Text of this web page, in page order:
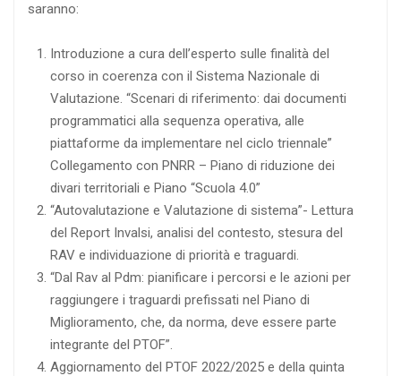
saranno:
Introduzione a cura dell’esperto sulle finalità del
corso in coerenza con il Sistema Nazionale di
Valutazione. “Scenari di riferimento: dai documenti
programmatici alla sequenza operativa, alle
piattaforme da implementare nel ciclo triennale”
Collegamento con PNRR – Piano di riduzione dei
divari territoriali e Piano “Scuola 4.0”
“Autovalutazione e Valutazione di sistema”- Lettura
del Report Invalsi, analisi del contesto, stesura del
RAV e individuazione di priorità e traguardi.
“Dal Rav al Pdm: pianificare i percorsi e le azioni per
raggiungere i traguardi prefissati nel Piano di
Miglioramento, che, da norma, deve essere parte
integrante del PTOF”.
Aggiornamento del PTOF 2022/2025 e della quinta